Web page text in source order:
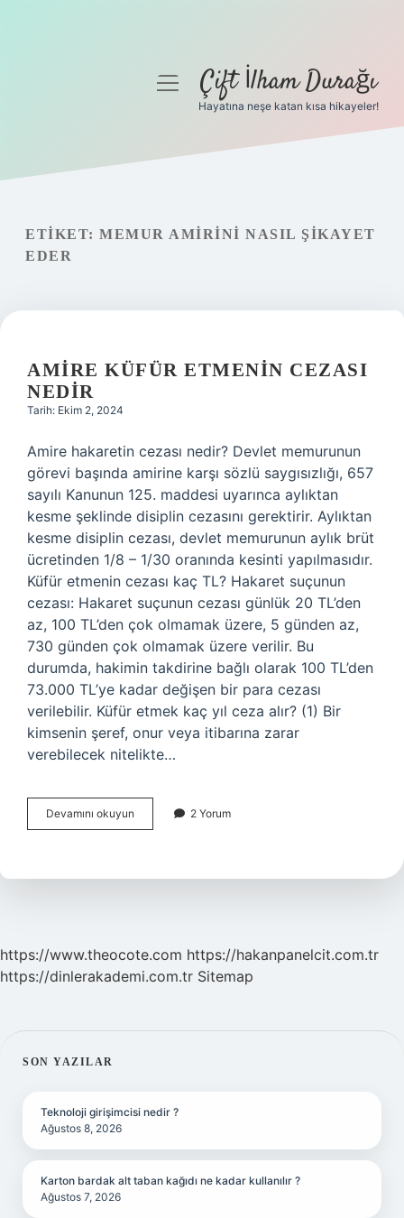
Gizlilik Politikası
Hakkımızda
menüyüÇift İlham Durağı
Hayatına neşe katan kısa hikayeler!
ETIKET: MEMUR AMIRINI NASIL ŞIKAYET
EDER
AMIRE KÜFÜR ETMENIN CEZASI
NEDIR
Tarih: Ekim 2, 2024
Amire hakaretin cezası nedir? Devlet memurunun
görevi başında amirine karşı sözlü saygısızlığı, 657
sayılı Kanunun 125. maddesi uyarınca aylıktan
kesme şeklinde disiplin cezasını gerektirir. Aylıktan
kesme disiplin cezası, devlet memurunun aylık brüt
ücretinden 1/8 – 1/30 oranında kesinti yapılmasıdır.
Küfür etmenin cezası kaç TL? Hakaret suçunun
cezası: Hakaret suçunun cezası günlük 20 TL’den
az, 100 TL’den çok olmamak üzere, 5 günden az,
730 günden çok olmamak üzere verilir. Bu
durumda, hakimin takdirine bağlı olarak 100 TL’den
73.000 TL’ye kadar değişen bir para cezası
verilebilir. Küfür etmek kaç yıl ceza alır? (1) Bir
kimsenin şeref, onur veya itibarına zarar
verebilecek nitelikte…
Devamını okuyun
Küfür
Nedir
2 Yorum
https://www.theocote.com https://hakanpanelcit.com.tr
https://dinlerakademi.com.tr Sitemap
SIDEBAR
SON YAZILAR
Teknoloji girişimcisi nedir ?
Ağustos 8, 2026
Karton bardak alt taban kağıdı ne kadar kullanılır ?
Ağustos 7, 2026